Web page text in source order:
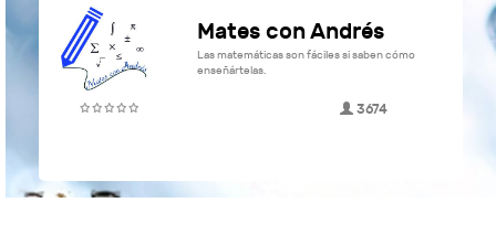
Mates con Andrés
Las matemáticas son fáciles si saben cómo
enseñártelas.
3674